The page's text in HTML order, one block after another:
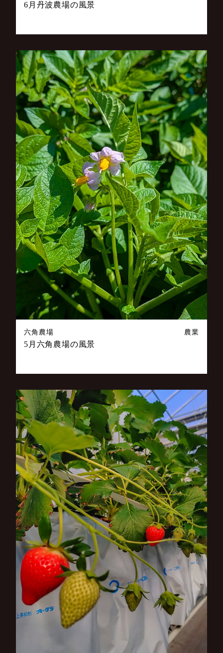
6月丹波農場の風景
六角農場 農業
5月六角農場の風景